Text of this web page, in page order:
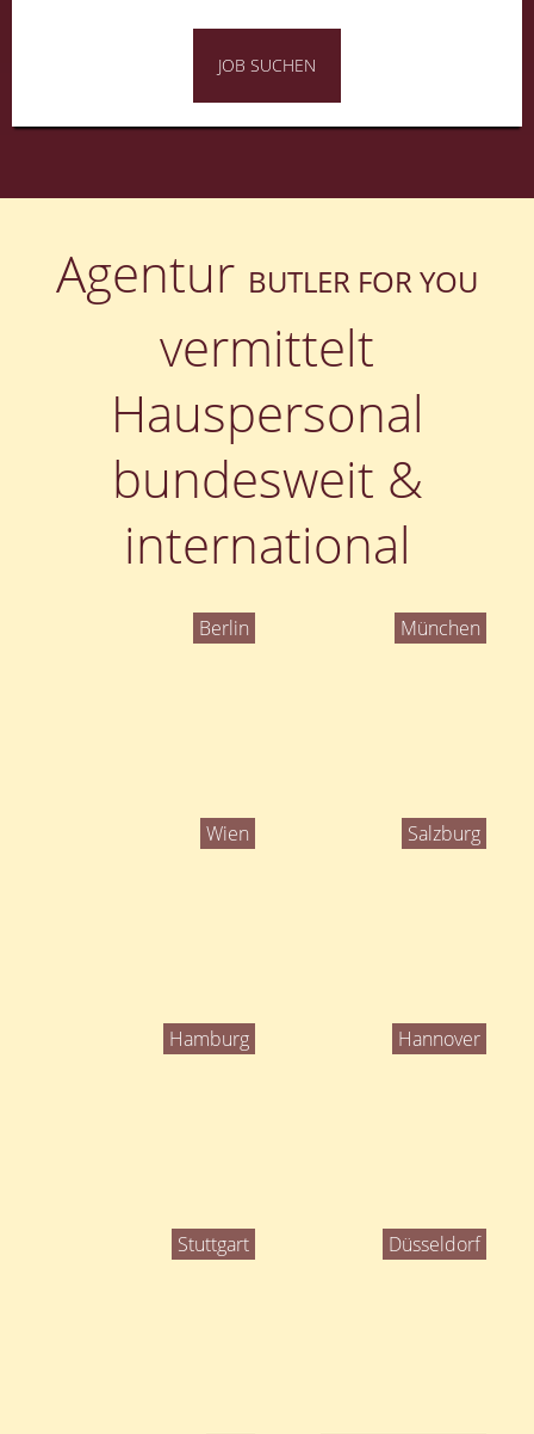
JOB SUCHEN
Agentur BUTLER FOR YOU
vermittelt
Hauspersonal
bundesweit &
international
Berlin München
Wien Salzburg
Hamburg Hannover
Stuttgart Düsseldorf